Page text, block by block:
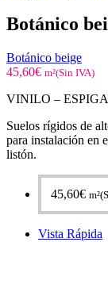
Botánico
Botánico beige
45,60€ m²(Sin IVA)
VINILO –
Suelos rígidos de
para instalación en
listón.
45,60€
Vista Rápida